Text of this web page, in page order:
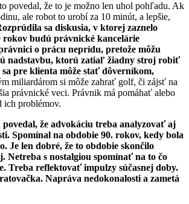
povedal, že to je možno len uhol pohľadu. Ak
ale robot to urobí za 10 minút, a lepšie,
sa diskusia, v ktorej zaznelo
rokov budú právnické kancelárie
o prácu neprídu, pretože môžu
nadstavbu, ktorú zatiaľ žiadny stroj robiť
pre klienta môže stať dôverníkom,
miliardárom si môže zahrať golf, či zájsť na
právnické veci. Právnik má pomáhať alebo
problémov.
že advokáciu treba analyzovať aj
Spomínal na obdobie 90. rokov, kedy bola
Je len dobré, že to obdobie skončilo
Netreba s nostalgiou spomínať na to čo
Treba reflektovať impulzy súčasnej doby.
Napráva nedokonalosti a zametá